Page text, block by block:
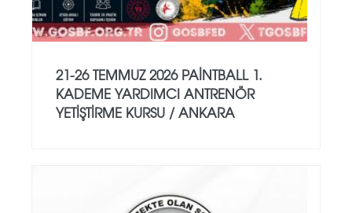
21-26 TEMMUZ 2026 PAİNTBALL 1.
KADEME YARDIMCI ANTRENÖR
YETİŞTİRME KURSU / ANKARA